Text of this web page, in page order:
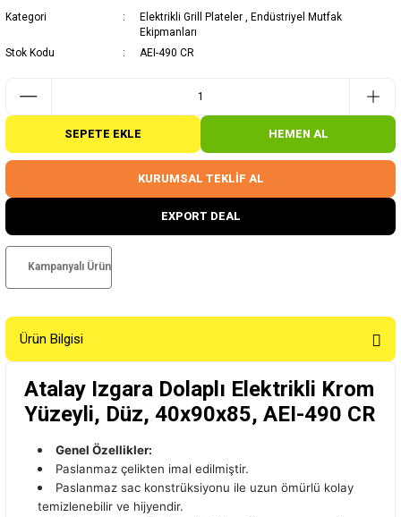
Kategori Elektrikli Grill Plateler
Endüstriyel Mutfak
Ekipmanları
Stok Kodu
AEI-490 CR
SEPETE EKLE HEMEN AL
KURUMSAL TEKLİF AL
EXPORT DEAL
Kampanyalı Ürün
Ürün Bilgisi
Atalay Izgara Dolaplı Elektrikli Krom
Yüzeyli, Düz, 40x90x85, AEI-490 CR
Genel Özellikler:
Paslanmaz çelikten imal edilmiştir.
Paslanmaz sac konstrüksiyonu ile uzun ömürlü kolay
temizlenebilir ve hijyendir.